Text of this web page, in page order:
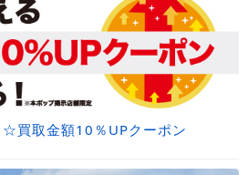
買取金額10％UPクーポン